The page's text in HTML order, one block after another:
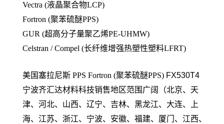
Vectra (液晶聚合物LCP)
Fortron (聚苯硫醚PPS)
GUR (超高分子量聚乙烯PE-UHMW)
Celstran / Compel (长纤维增强热塑性塑料LFRT)
美国塞拉尼斯 PPS Fortron (聚苯硫醚PPS) FX530T4
宁波齐汇达材料科技销售地区范围广阔（北京、天
津、河北、山西、辽宁、吉林、黑龙江、大连、上
海、江苏、浙江、宁波、安徽、福建、厦门、江西、